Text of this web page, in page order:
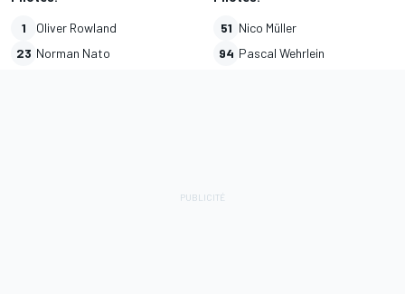
1
Oliver Rowland
23 Norman Nato
51 Nico Müller
94 Pascal Wehrlein